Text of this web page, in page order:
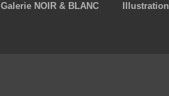
Galerie NOIR & BLANC
Illustration